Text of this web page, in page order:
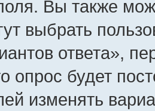
Вы также
выбрать
ответа»,
опрос будет
изменять